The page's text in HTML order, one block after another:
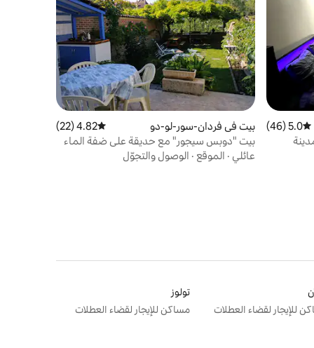
متوسط التقييم 5.0 من 5، 46 مراجعات
5.0 (46)
بيت في فردان-سور-لو-دو متوسط التقييم 4.82 من 5، 22 مراجعات
4.82 (22)
بيت "دوبس سيجور" مع حديقة على ضفة الماء
عائلي · الموقع · الوصول والتجوّل
للإيجار لقضاء العطلات
تولوز
مساكن للإيجار لقضاء العطلات